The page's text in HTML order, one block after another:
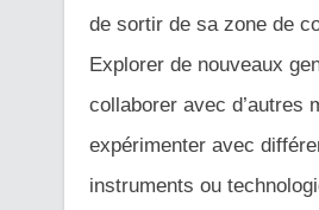
de sortir de sa zone de
Explorer de nouveaux
collaborer avec d’autres
expérimenter avec
instruments ou